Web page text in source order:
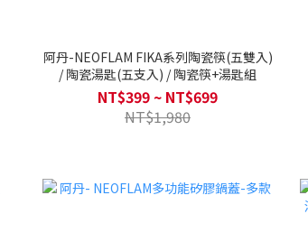
阿丹-NEOFLAM FIKA系列陶瓷筷(五雙入)
/ 陶瓷湯匙(五支入) / 陶瓷筷+湯匙組
NT$399 ~ NT$699
NT$1,980